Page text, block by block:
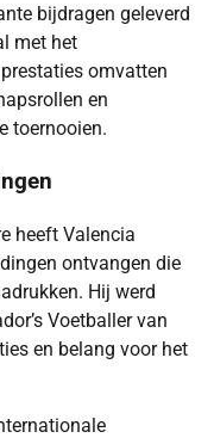
bijdragen geleverd
met het
omvatten
en
toernooien.
heeft Valencia
ontvangen die
Hij werd
Voetballer van
en belang voor het